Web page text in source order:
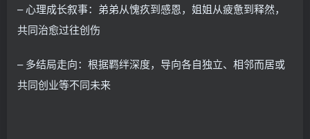
– 心理成长叙事：弟弟从愧疚到感恩，姐姐从疲惫到释然，
共同治愈过往创伤
– 多结局走向：根据羁绊深度，导向各自独立、相邻而居或
共同创业等不同未来